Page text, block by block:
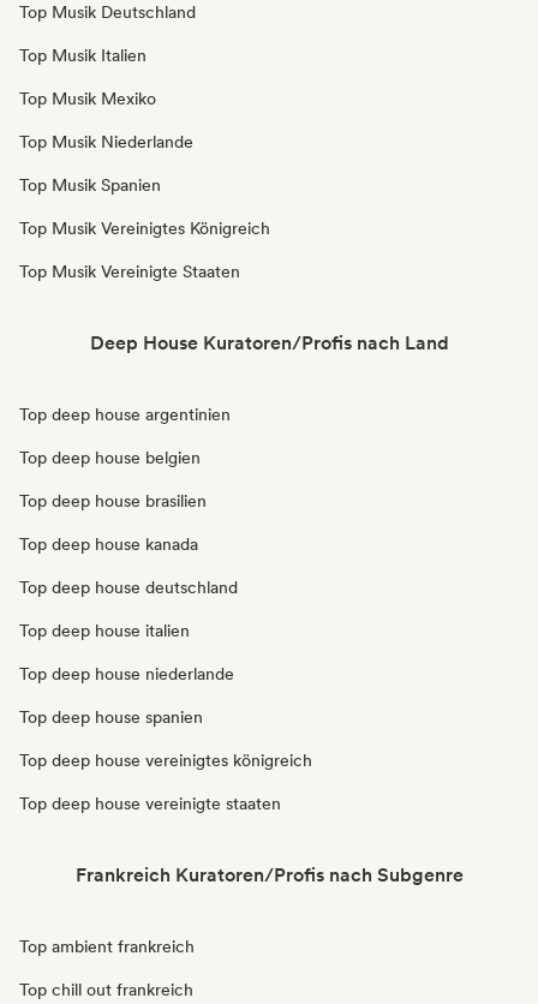
Top Musik Deutschland
Top Musik Italien
Top Musik Mexiko
Top Musik Niederlande
Top Musik Spanien
Top Musik Vereinigtes Königreich
Top Musik Vereinigte Staaten
Deep House Kuratoren/Profis nach Land
Top deep house argentinien
Top deep house belgien
Top deep house brasilien
Top deep house kanada
Top deep house deutschland
Top deep house italien
Top deep house niederlande
Top deep house spanien
Top deep house vereinigtes königreich
Top deep house vereinigte staaten
Frankreich Kuratoren/Profis nach Subgenre
Top ambient frankreich
Top chill out frankreich